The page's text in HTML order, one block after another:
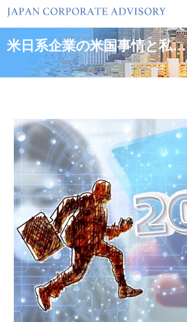
コ
テ米日系企業の米国事情と私…